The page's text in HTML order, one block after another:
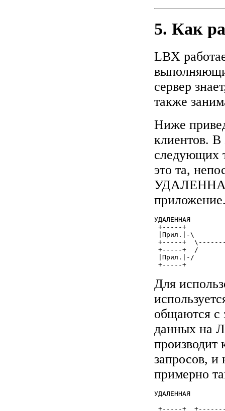
5. Как
LBX
сервер
также
Ниже
клиентов. В
следующих
это та,
УДАЛЕННАЯ
УДАЛЕННАЯ
+-----+
|Прил.|-\
+-----+
+-----+  /
|Прил.|-/
+-----+
Для
общаются с
данных на
производит
запросов, и
примерно
УДАЛЕННАЯ
+-----+